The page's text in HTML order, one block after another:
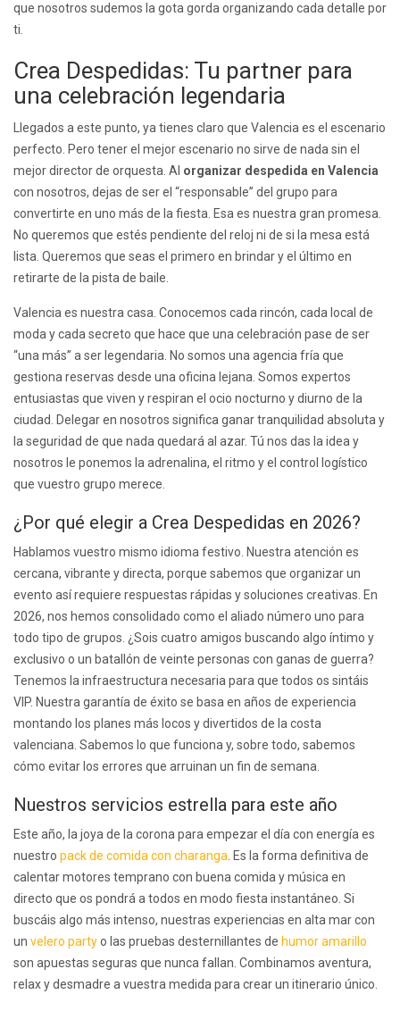
que nosotros sudemos la gota gorda organizando cada detalle por
ti.
Crea Despedidas: Tu partner para
una celebración legendaria
Llegados a este punto, ya tienes claro que Valencia es el escenario
perfecto. Pero tener el mejor escenario no sirve de nada sin el
mejor director de orquesta. Al organizar despedida en Valencia
con nosotros, dejas de ser el “responsable” del grupo para
convertirte en uno más de la fiesta. Esa es nuestra gran promesa.
No queremos que estés pendiente del reloj ni de si la mesa está
lista. Queremos que seas el primero en brindar y el último en
retirarte de la pista de baile.
Valencia es nuestra casa. Conocemos cada rincón, cada local de
moda y cada secreto que hace que una celebración pase de ser
“una más” a ser legendaria. No somos una agencia fría que
gestiona reservas desde una oficina lejana. Somos expertos
entusiastas que viven y respiran el ocio nocturno y diurno de la
ciudad. Delegar en nosotros significa ganar tranquilidad absoluta y
la seguridad de que nada quedará al azar. Tú nos das la idea y
nosotros le ponemos la adrenalina, el ritmo y el control logístico
que vuestro grupo merece.
¿Por qué elegir a Crea Despedidas en 2026?
Hablamos vuestro mismo idioma festivo. Nuestra atención es
cercana, vibrante y directa, porque sabemos que organizar un
evento así requiere respuestas rápidas y soluciones creativas. En
2026, nos hemos consolidado como el aliado número uno para
todo tipo de grupos. ¿Sois cuatro amigos buscando algo íntimo y
exclusivo o un batallón de veinte personas con ganas de guerra?
Tenemos la infraestructura necesaria para que todos os sintáis
VIP. Nuestra garantía de éxito se basa en años de experiencia
montando los planes más locos y divertidos de la costa
valenciana. Sabemos lo que funciona y, sobre todo, sabemos
cómo evitar los errores que arruinan un fin de semana.
Nuestros servicios estrella para este año
Este año, la joya de la corona para empezar el día con energía es
nuestro pack de comida con charanga . Es la forma definitiva de
calentar motores temprano con buena comida y música en
directo que os pondrá a todos en modo fiesta instantáneo. Si
buscáis algo más intenso, nuestras experiencias en alta mar con
un velero partyo las pruebas desternillantes de humor amarillo
son apuestas seguras que nunca fallan. Combinamos aventura,
relax y desmadre a vuestra medida para crear un itinerario único.